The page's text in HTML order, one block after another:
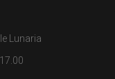
Lunaria